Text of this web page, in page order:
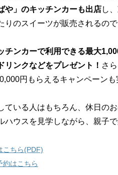
や」のキッチンカーも出店し
りのスイーツが販売されるの
チンカーで利用できる最大
リンクなどをプレゼント！ さ
円もらえるキャンペーンも
ている人はもちろん、休日の
ハウスを見学しながら、親子
ちら(PDF)
はこちら